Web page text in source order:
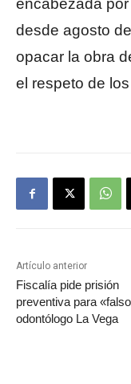
encabezada
desde agosto
opacar la obra
el respeto de
Artículo anterior
Fiscalía pide prisión
preventiva para
odontólogo La Vega